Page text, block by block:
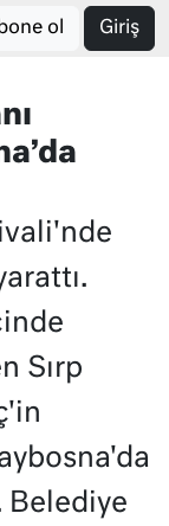
ol Giriş
Sırp
Belediye